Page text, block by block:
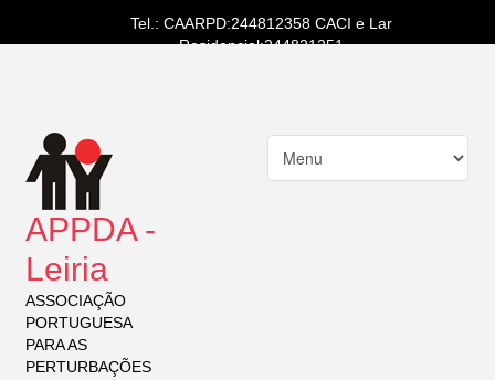
Tel.: CAARPD:244812358 CACI e Lar
Residencial:244821251
APPDA -
Leiria
ASSOCIAÇÃO
PORTUGUESA
PARA AS
PERTURBAÇÕES